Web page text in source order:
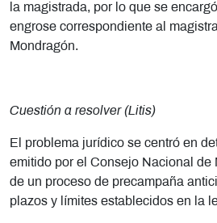
la magistrada, por lo que se
engrose correspondiente al
Mondragón.
Cuestión a resolver (Litis)
El problema jurídico se centró en
emitido por el Consejo Nacional de
de un proceso de precampaña
plazos y límites establecidos en la